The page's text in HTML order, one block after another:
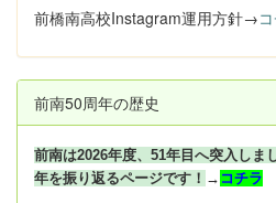
前橋南高校Instagram運用方針→
前南50周年の歴史
前南は2026年度、51年目へ突入しま
年を振り返るページです！ → コチラ